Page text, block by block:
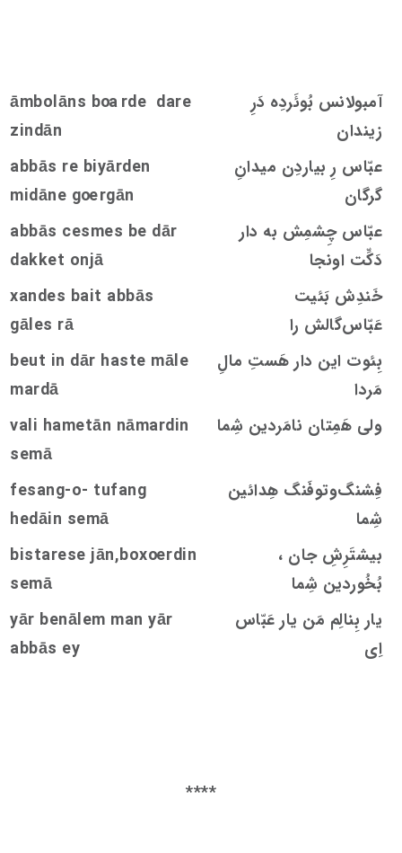
آمبولانس بُوئَردِه دَرِ
زيندان
āmbolāns boarde dare
zindān
عبّاس رِ بیاردِن ميدانِ
گرگان
abbās re biyārden
midāne goergān
عبّاس چِشمِش به دار
دَکِّت اونجا
abbās cesmes be dār
dakket onjā
خَندِش بَئیت
عَبّاس‌گالش را
xandes bait abbās
gāles rā
بِئوت این دار هَستِ مالِ
مَردا
beut in dār haste māle
mardā
ولی هَمِتان نامَردین شِما
vali hametān nāmardin
semā
فِشنگ‌و‌توفَنگ هِدائین
شِما
fesang-o- tufang
hedāin semā
بیشتَرِشِ جان ،
بُخُوردین شِما
bistarese jān,boxoerdin
semā
یار بِنالِم مَن یار عَبّاس
اِی
yār benālem man yār
abbās ey
****